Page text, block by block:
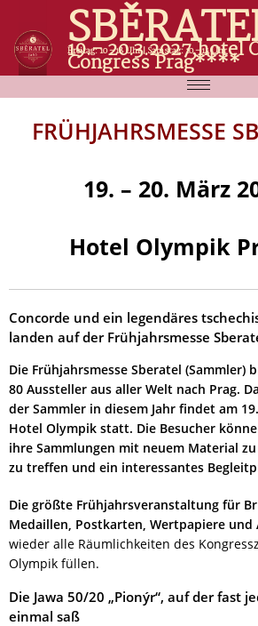
19.- 20.3.2027,hotel
Congress Prag****
Freitag: 10 - 18 Uhr | Samstag: 10 - 14 Uhr
FRÜHJAHRSMESSE
19. – 20. März
Hotel Olympik
Concorde und ein legendäres
landen auf der Frühjahrsmesse
Die Frühjahrsmesse Sberatel (Sammler)
80 Aussteller aus aller Welt nach Prag.
der Sammler in diesem Jahr findet am
Hotel Olympik statt. Die Besucher
ihre Sammlungen mit neuem Material
zu treffen und ein interessantes
Die größte Frühjahrsveranstaltung für
Medaillen, Postkarten, Wertpapiere
wieder alle Räumlichkeiten des
Olympik füllen.
Die Jawa 50/20 „Pionýr“, auf der fast
einmal saß